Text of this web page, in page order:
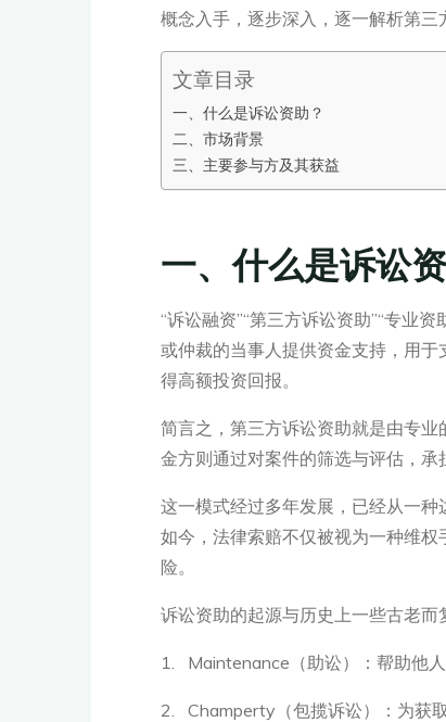
概念入手，逐步深入，逐一解析第三
文章目录
一、什么是诉讼资助？
二、市场背景
三、主要参与方及其获益
一、什么是诉讼
“诉讼融资”“第三方诉讼资助”“专业
或仲裁的当事人提供资金支持，用
得高额投资回报。
简言之，第三方诉讼资助就是由专
金方则通过对案件的筛选与评估，承
这一模式经过多年发展，已经从一种
如今，法律索赔不仅被视为一种维权
险。
诉讼资助的起源与历史上一些古老而
1. Maintenance（助讼）：帮助他人
2. Champerty（包揽诉讼）：为获